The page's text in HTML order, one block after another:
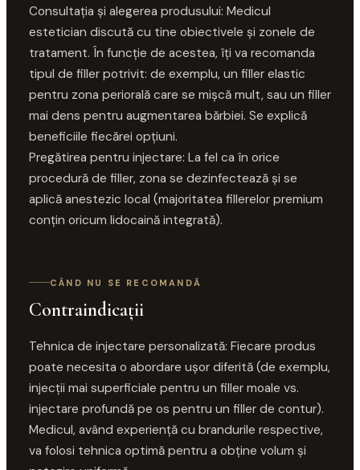
Consultația și alegerea produsului: Medicul
estetician discută cu tine obiectivele și zonele de
tratament. În funcție de acestea, îți va recomanda
tipul de filler potrivit: de exemplu, un filler elastic
pentru zona periorală care se mișcă mult, sau un filler
mai dens pentru augmentarea bărbiei. Se explică
beneficiile fiecărei opțiuni.
Pregătirea pentru injectare: La fel ca în orice
procedură de filler, zona se dezinfectează și se
aplică anestezic local (majoritatea fillerelor premium
conțin oricum lidocaină integrată).
CÂND NU SE RECOMANDĂ
Contraindicații
Tehnica de injectare personalizată: Fiecare produs
poate necesita o abordare ușor diferită (de exemplu,
injecții mai superficiale pentru un filler moale vs.
injectare profundă pe os pentru un filler de contur).
Medicul, având experiență cu brandurile respective,
va folosi tehnica optimă pentru a obține volum și